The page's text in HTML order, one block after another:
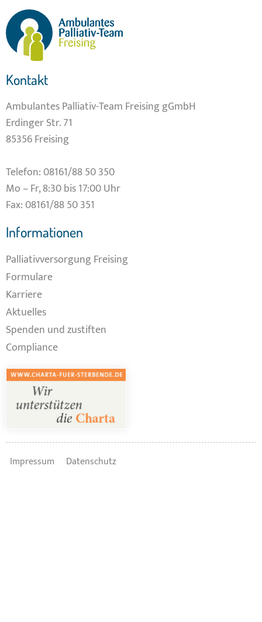
Kontakt
Ambulantes Palliativ-Team Freising gGmbH
Erdinger Str. 71
85356 Freising
Telefon:08161/88 50 350
Mo – Fr, 8:30 bis 17:00 Uhr
Fax: 08161/88 50 351
Informationen
Palliativversorgung Freising
Formulare
Karriere
Aktuelles
Spenden und zustiften
Compliance
Impressum Datenschutz